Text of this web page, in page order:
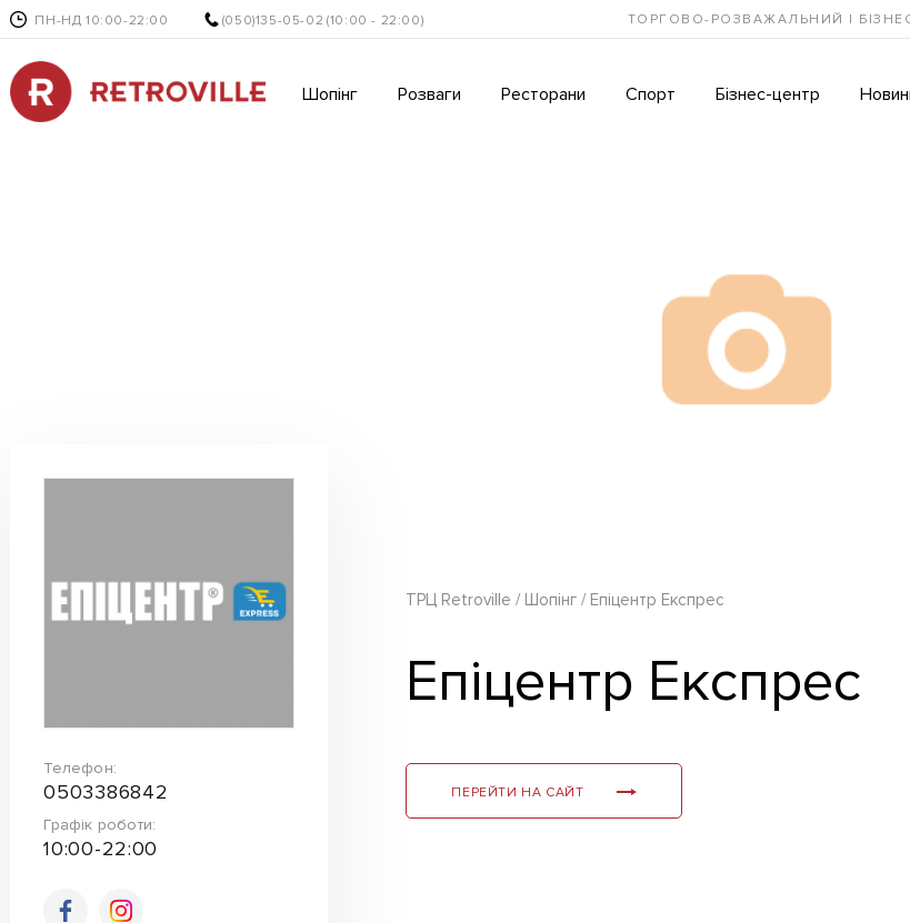
ПН-НД 10:00-22:00 (050)135-05-02 (10:00 - 22:00) ТОРГОВО-РОЗВАЖАЛЬНИЙ І
Шопінг Розваги Ресторани Спорт Бізнес-центр
Телефон:
0503386842
Графік роботи:
10:00-22:00
ТРЦ Retroville Шопінг Епіцентр Експрес
Епіцентр Експрес
ПЕРЕЙТИ НА САЙТ